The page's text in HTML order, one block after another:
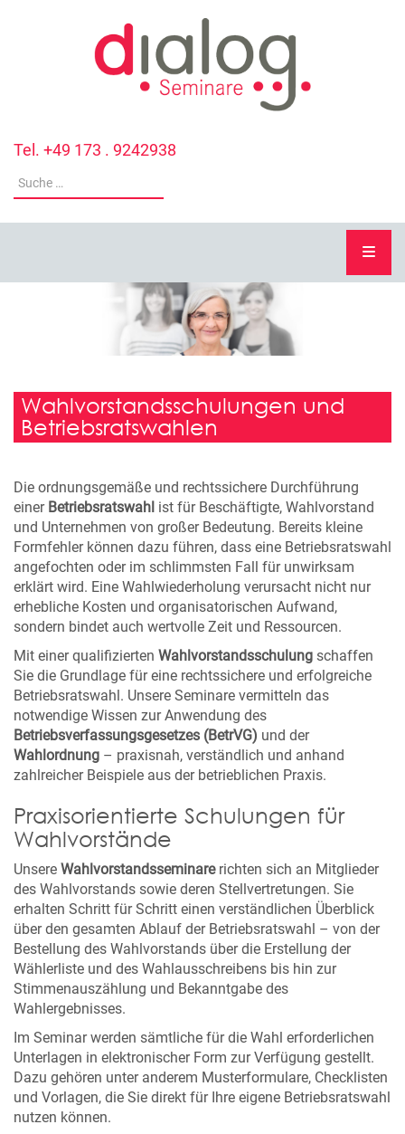
Tel. +49 173 . 9242938
Wahlvorstandsschulungen und
Betriebsratswahlen
Die ordnungsgemäße und rechtssichere Durchführung
einer Betriebsratswahl ist für Beschäftigte, Wahlvorstand
und Unternehmen von großer Bedeutung. Bereits kleine
Formfehler können dazu führen, dass eine Betriebsratswahl
angefochten oder im schlimmsten Fall für unwirksam
erklärt wird. Eine Wahlwiederholung verursacht nicht nur
erhebliche Kosten und organisatorischen Aufwand,
sondern bindet auch wertvolle Zeit und Ressourcen.
Mit einer qualifizierten Wahlvorstandsschulung schaffen
Sie die Grundlage für eine rechtssichere und erfolgreiche
Betriebsratswahl. Unsere Seminare vermitteln das
notwendige Wissen zur Anwendung des
Betriebsverfassungsgesetzes (BetrVG) und der
Wahlordnung – praxisnah, verständlich und anhand
zahlreicher Beispiele aus der betrieblichen Praxis.
Praxisorientierte Schulungen für
Wahlvorstände
Unsere Wahlvorstandsseminarerichten sich an Mitglieder
des Wahlvorstands sowie deren Stellvertretungen. Sie
erhalten Schritt für Schritt einen verständlichen Überblick
über den gesamten Ablauf der Betriebsratswahl – von der
Bestellung des Wahlvorstands über die Erstellung der
Wählerliste und des Wahlausschreibens bis hin zur
Stimmenauszählung und Bekanntgabe des
Wahlergebnisses.
Im Seminar werden sämtliche für die Wahl erforderlichen
Unterlagen in elektronischer Form zur Verfügung gestellt.
Dazu gehören unter anderem Musterformulare, Checklisten
und Vorlagen, die Sie direkt für Ihre eigene Betriebsratswahl
nutzen können.